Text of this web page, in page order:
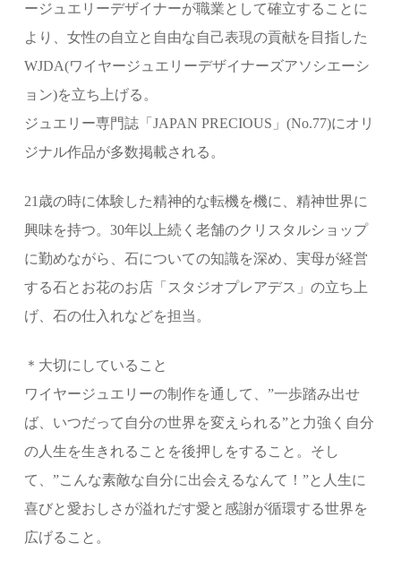
ージュエリーデザイナーが職業として確立することに
より、女性の自立と自由な自己表現の貢献を目指した
WJDA(ワイヤージュエリーデザイナーズアソシエーシ
ョン)を立ち上げる。
ジュエリー専門誌「JAPAN PRECIOUS」(No.77)にオリ
ジナル作品が多数掲載される。
21歳の時に体験した精神的な転機を機に、精神世界に
興味を持つ。30年以上続く老舗のクリスタルショップ
に勤めながら、石についての知識を深め、実母が経営
する石とお花のお店「スタジオプレアデス」の立ち上
げ、石の仕入れなどを担当。
＊大切にしていること
ワイヤージュエリーの制作を通して、”一歩踏み出せ
ば、いつだって自分の世界を変えられる”と力強く自分
の人生を生きれることを後押しをすること。そし
て、”こんな素敵な自分に出会えるなんて！”と人生に
喜びと愛おしさが溢れだす愛と感謝が循環する世界を
広げること。